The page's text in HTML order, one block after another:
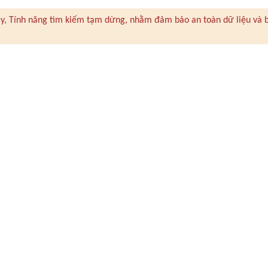
Tính năng tìm kiếm tạm dừng, nhằm đảm bảo an toàn dữ liệu và